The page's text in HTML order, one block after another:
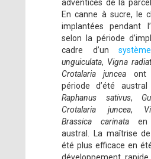
adventices de la
En canne à sucre, le
implantées pendant
selon la période
cadre d’un
unguiculata, Vigna
Crotalaria juncea ont
période d’été
Raphanus sativus,
Crotalaria juncea,
Brassica carinata en
austral. La maîtrise
été plus efficace en